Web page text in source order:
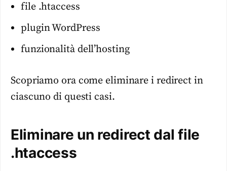
file .htaccess
plugin WordPress
funzionalità dell’hosting
Scopriamo ora come eliminare i redirect in
ciascuno di questi casi.
Eliminare un redirect dal file
.htaccess